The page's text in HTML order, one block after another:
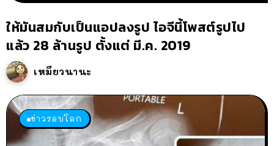
ให้มันสมกับเป็นแอปลงรูป ไอจีนี้โพสต์รูปไป
แล้ว 28 ล้านรูป ตั้งแต่ มี.ค. 2019
เหมียวนานะ
ข่าวรอบโลก